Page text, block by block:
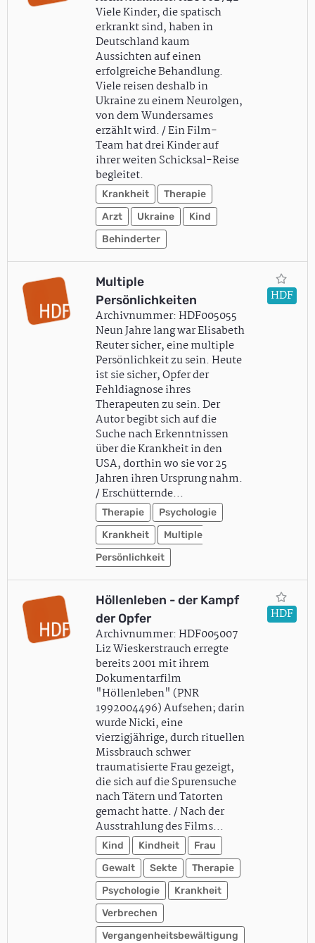
Viele Kinder, die spatisch
erkrankt sind, haben in
Deutschland kaum
Aussichten auf einen
erfolgreiche Behandlung.
Viele reisen deshalb in
Ukraine zu einem Neurolgen,
von dem Wundersames
erzählt wird. / Ein Film-
Team hat drei Kinder auf
ihrer weiten Schicksal-Reise
begleitet.
Krankheit
Therapie
Arzt
Ukraine
Kind
Behinderter
Multiple
Persönlichkeiten
Archivnummer: HDF005055
Neun Jahre lang war Elisabeth
Reuter sicher, eine multiple
Persönlichkeit zu sein. Heute
ist sie sicher, Opfer der
Fehldiagnose ihres
Therapeuten zu sein. Der
Autor begibt sich auf die
Suche nach Erkenntnissen
über die Krankheit in den
USA, dorthin wo sie vor 25
Jahren ihren Ursprung nahm.
/ Erschütternde…
Therapie
Psychologie
Krankheit
Multiple
Persönlichkeit
HDF
Höllenleben - der Kampf
der Opfer
Archivnummer: HDF005007
Liz Wieskerstrauch erregte
bereits 2001 mit ihrem
Dokumentarfilm
"Höllenleben" (PNR
1992004496) Aufsehen; darin
wurde Nicki, eine
vierzigjährige, durch rituellen
Missbrauch schwer
traumatisierte Frau gezeigt,
die sich auf die Spurensuche
nach Tätern und Tatorten
gemacht hatte. / Nach der
Ausstrahlung des Films…
Kind Kindheit
Frau
Gewalt
Sekte
Therapie
Psychologie
Krankheit
Verbrechen
Vergangenheitsbewältigung
HDF